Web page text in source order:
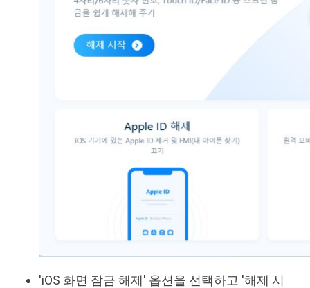
'iOS 화면 잠금 해제' 옵션을 선택하고 '해제 시